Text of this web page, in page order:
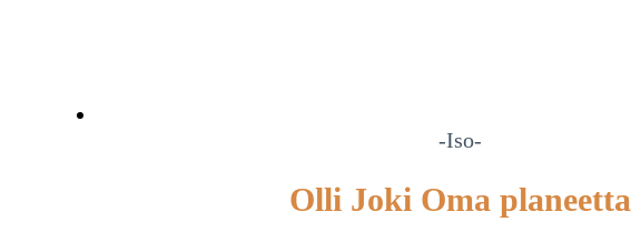
-Iso-
Olli Joki Oma planeetta